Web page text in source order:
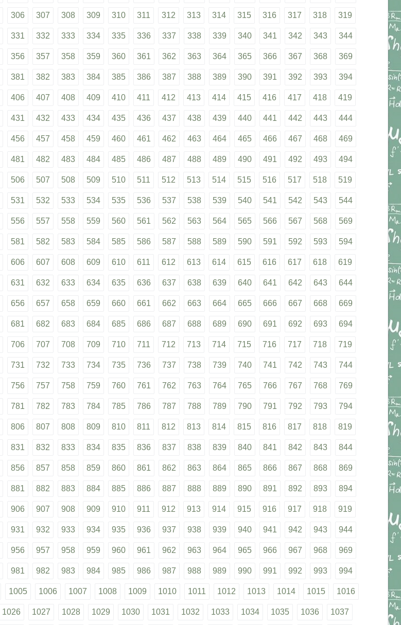
306 307 308 309 310 311 312 313 314 315 316 317 318 319
331 332 333 334 335 336 337 338 339 340 341 342 343 344
356 357 358 359 360 361 362 363 364 365 366 367 368 369
381 382 383 384 385 386 387 388 389 390 391 392 393 394
406 407 408 409 410 411 412 413 414 415 416 417 418 419
431 432 433 434 435 436 437 438 439 440 441 442 443 444
456 457 458 459 460 461 462 463 464 465 466 467 468 469
481 482 483 484 485 486 487 488 489 490 491 492 493 494
506 507 508 509 510 511 512 513 514 515 516 517 518 519
531 532 533 534 535 536 537 538 539 540 541 542 543 544
556 557 558 559 560 561 562 563 564 565 566 567 568 569
581 582 583 584 585 586 587 588 589 590 591 592 593 594
606 607 608 609 610 611 612 613 614 615 616 617 618 619
631 632 633 634 635 636 637 638 639 640 641 642 643 644
656 657 658 659 660 661 662 663 664 665 666 667 668 669
681 682 683 684 685 686 687 688 689 690 691 692 693 694
706 707 708 709 710 711 712 713 714 715 716 717 718 719
731 732 733 734 735 736 737 738 739 740 741 742 743 744
756 757 758 759 760 761 762 763 764 765 766 767 768 769
781 782 783 784 785 786 787 788 789 790 791 792 793 794
806 807 808 809 810 811 812 813 814 815 816 817 818 819
831 832 833 834 835 836 837 838 839 840 841 842 843 844
856 857 858 859 860 861 862 863 864 865 866 867 868 869
881 882 883 884 885 886 887 888 889 890 891 892 893 894
906 907 908 909 910 911 912 913 914 915 916 917 918 919
931 932 933 934 935 936 937 938 939 940 941 942 943 944
956 957 958 959 960 961 962 963 964 965 966 967 968 969
981 982 983 984 985 986 987 988 989 990 991 992 993 994
1005 1006 1007 1008 1009 1010 1011 1012 1013 1014 1015 1016
1026 1027 1028 1029 1030 1031 1032 1033 1034 1035 1036 1037